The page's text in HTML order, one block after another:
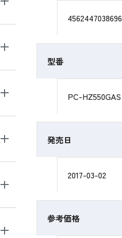
4562447038696
型番
PC-HZ550GAS
発売日
2017-03-02
参考価格